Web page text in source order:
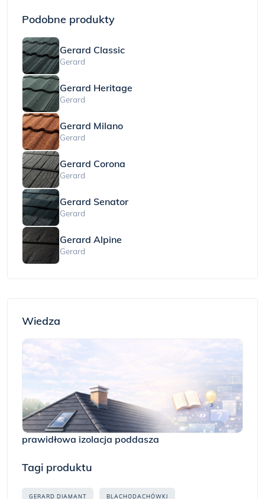
Podobne produkty
Gerard Classic
Gerard
Gerard Heritage
Gerard
Gerard Milano
Gerard
Gerard Corona
Gerard
Gerard Senator
Gerard
Gerard Alpine
Gerard
Wiedza
prawidłowa izolacja poddasza
Tagi produktu
GERARD DIAMANT BLACHODACHÓWKI